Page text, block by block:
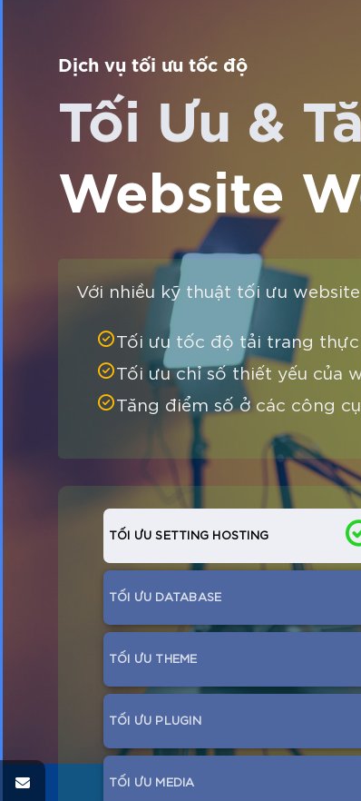
Dịch vụ tối ưu tốc độ
Tối Ưu &
Website
Với nhiều kỹ thuật tối ưu
Tối ưu tốc độ tải trang
Tối ưu chỉ số thiết yếu của
Tăng điểm số ở các công
TỐI ƯU SETTING HOSTING
TỐI ƯU DATABASE
TỐI ƯU THEME
TỐI ƯU PLUGIN
TỐI ƯU MEDIA